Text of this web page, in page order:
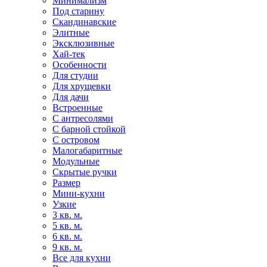
Под старину
Скандинавские
Элитные
Эксклюзивные
Хай-тек
Особенности
Для студии
Для хрущевки
Для дачи
Встроенные
С антресолями
С барной стойкой
С островом
Малогабаритные
Модульные
Скрытые ручки
Размер
Мини-кухни
Узкие
3 кв. м.
5 кв. м.
6 кв. м.
9 кв. м.
Все для кухни